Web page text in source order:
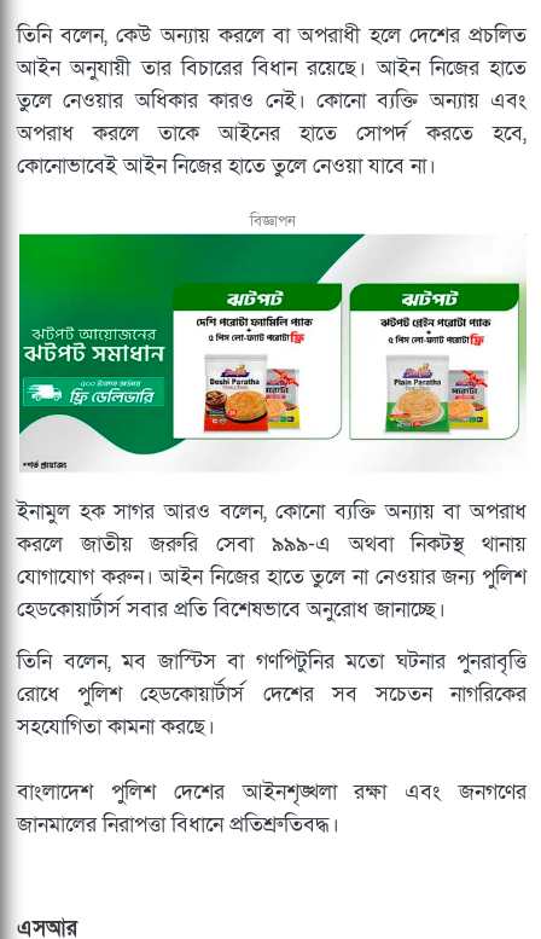
তিনি বলেন, কেউ অন্যায় করলে বা অপরাধী হলে দেশের প্রচলিত
আইন অনুযায়ী তার বিচারের বিধান রয়েছে। আইন নিজের হাতে
তুলে নেওয়ার অধিকার কারও নেই। কোনো ব্যক্তি অন্যায় এবং
অপরাধ করলে তাকে আইনের হাতে সোপর্দ করতে হবে,
কোনোভাবেই আইন নিজের হাতে তুলে নেওয়া যাবে না।
বিজ্ঞাপন
ইনামুল হক সাগর আরও বলেন, কোনো ব্যক্তি অন্যায় বা অপরাধ
করলে জাতীয় জরুরি সেবা ৯৯৯-এ অথবা নিকটস্থ থানায়
যোগাযোগ করুন। আইন নিজের হাতে তুলে না নেওয়ার জন্য পুলিশ
হেডকোয়ার্টার্স সবার প্রতি বিশেষভাবে অনুরোধ জানাচ্ছে।
তিনি বলেন, মব জাস্টিস বা গণপিটুনির মতো ঘটনার পুনরাবৃত্তি
রোধে পুলিশ হেডকোয়ার্টার্স দেশের সব সচেতন নাগরিকের
সহযোগিতা কামনা করছে।
বাংলাদেশ পুলিশ দেশের আইনশৃঙ্খলা রক্ষা এবং জনগণের
জানমালের নিরাপত্তা বিধানে প্রতিশ্রুতিবদ্ধ।
এসআর